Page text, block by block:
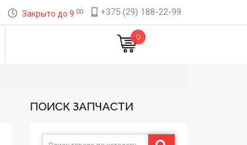
Закрыто до 9 00 +375 (29) 188-22-99
0
ПОИСК ЗАПЧАСТИ